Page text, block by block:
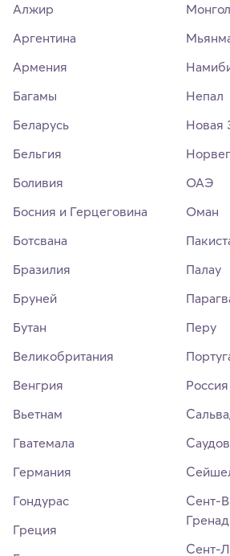
Алжир
Аргентина
Армения
Багамы
Беларусь
Бельгия
Боливия
Босния и Герцеговина
Ботсвана
Бразилия
Бруней
Бутан
Великобритания
Венгрия
Вьетнам
Гватемала
Германия
Гондурас
Греция
Непал
Новая
ОАЭ
Оман
Палау
Перу
Россия
Сент-
Сент-